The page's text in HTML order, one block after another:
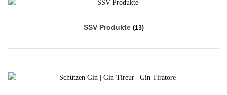
SSV Produkte (13)